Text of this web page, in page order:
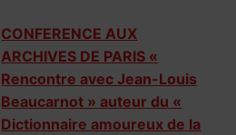
CONFERENCE AUX
ARCHIVES DE PARIS «
Rencontre avec Jean-Louis
Beaucarnot » auteur du «
Dictionnaire amoureux de la